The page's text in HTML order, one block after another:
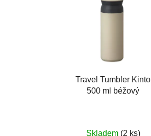
Travel Tumbler Kinto
500 ml béžový
Skladem (2 ks)